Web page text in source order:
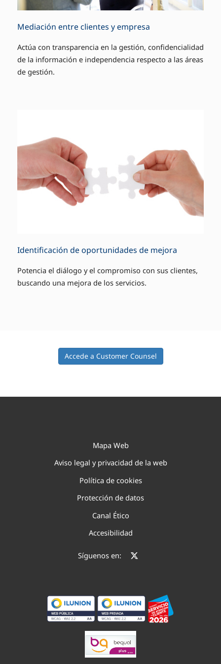
Mediación entre clientes y empresa
Actúa con transparencia en la gestión, confidencialidad
de la información e independencia respecto a las áreas
de gestión.
Identificación de oportunidades de mejora
Potencia el diálogo y el compromiso con sus clientes,
buscando una mejora de los servicios.
Accede a Customer Counsel
Mapa Web
Aviso legal y privacidad de la web
Política de cookies
Protección de datos
Canal Ético
Accesibilidad
Síguenos en: